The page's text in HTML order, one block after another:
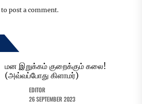
to post a comment.
மன இறுக்கம் குறைக்கும் கலை!
(அவ்வப்போது கிளாமர்)
EDITOR
26 SEPTEMBER 2023